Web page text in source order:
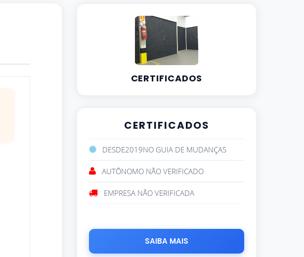
CERTIFICADOS
CERTIFICADOS
DESDE2019NO GUIA DE MUDANÇAS
AUTÔNOMO NÃO VERIFICADO
EMPRESA NÃO VERIFICADA
SAIBA MAIS